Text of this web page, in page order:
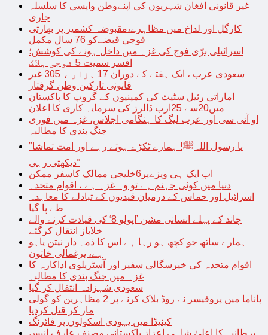
غیر قانونی افغان شہریوں کی اپنےوطن واپسی کا سلسلہ
جاری
کارگل اور لداخ میں مظاہرے،مقبوضہ کشمیر پر بھارتی
فوجی قبضےکو 76 سال مکمل
اسرائیلی برّی فوج کی غزہ میں داخل ہونے کی کوشش؛
افسر سمیت 5 فوجی ہلاک
سعودی عرب ، ایک ہفتے کے دوران 17 ہزار ، 305 غیر
قانونی تارکین وطن گرفتار
اماراتی رئیل سٹیٹ کی کمپنیوں کے گروپ کا پاکستان
میں20سے 25ارب ڈالرز کی سرمایہ کاری کا اعلان
او آئی سی اور عرب لیگ کا ہنگامی اجلاس، غزہ میں فوری
جنگ بندی کا مطالبہ
’’یا رسول اللہﷺ! ہمارے ٹکڑے ہوتے رہے اور امت تماشا
دیکھتی رہی‘‘
اب ایک ہی ویزےپر6خلیجی ممالک کاسفر ممکن
دنیا میں کوئی جہنم ہے تو وہ غزہ ہے ، اقوام متحدہ
اسرائیل اور حماس کے درمیان قیدیوں کے تبادلے کا معاہدہ
طے پا گیا
چاند کے پہلے انسانی مشن ’اپولو 8‘ کی قیادت کرنے والے
خلاباز انتقال کرگئے
ہمارے ساتھ جو کچھ ہو رہا ہے اس کا ذمہ دار نیتن یاہو
ہے، یرغمالی خاتون
اقوام متحدہ کی خیرسگالی سفیر اور آسٹریلوی اداکارہ کا
غزہ میں جنگ بندی کا مطالبہ
سعودی شہزادہ انتقال کر گیا
پاناما میں پروفیسر نے روڈ بلاک کرنے پر 2 مظاہرین کو گولی
مار کر قتل کردیا
کینیڈا میں یہودی اسکولوں پر فائرنگ
برطانیہ کا اعلیٰ شاہی اعزاز پاکستانی مصنف عارف انیس